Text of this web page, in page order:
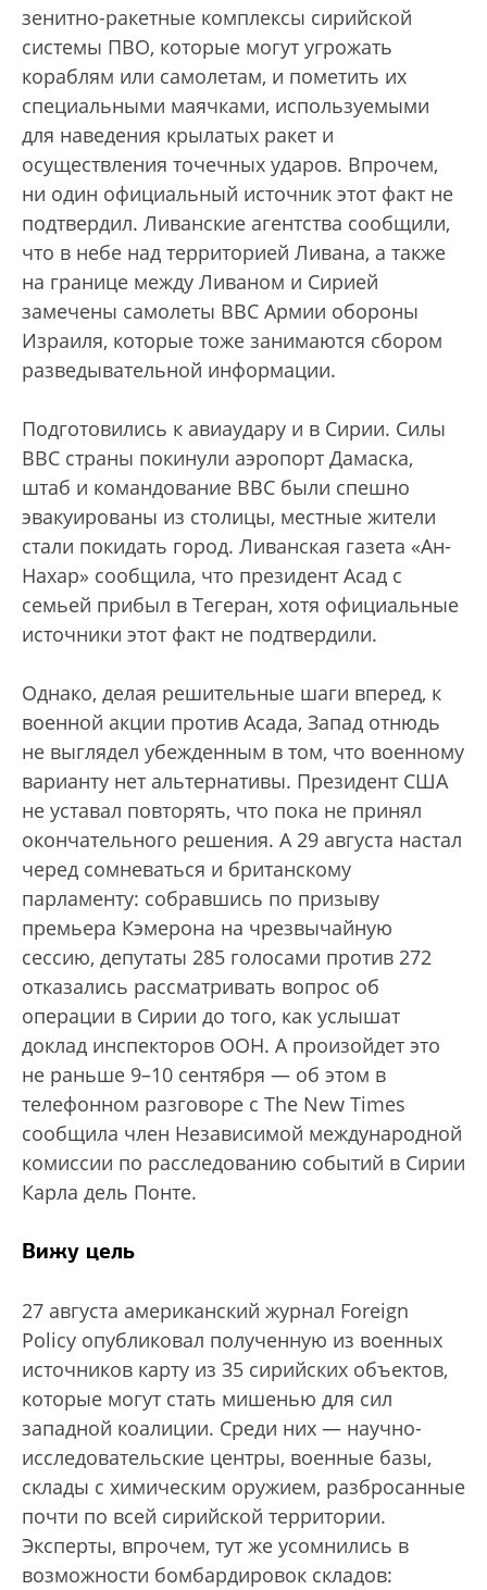
зенитно-ракетные комплексы сирийской
системы ПВО, которые могут угрожать
кораблям или самолетам, и пометить их
специальными маячками, используемыми
для наведения крылатых ракет и
осуществления точечных ударов. Впрочем,
ни один официальный источник этот факт не
подтвердил. Ливанские агентства сообщили,
что в небе над территорией Ливана, а также
на границе между Ливаном и Сирией
замечены самолеты ВВС Армии обороны
Израиля, которые тоже занимаются сбором
разведывательной информации.
Подготовились к авиаудару и в Сирии. Силы
ВВС страны покинули аэропорт Дамаска,
штаб и командование ВВС были спешно
эвакуированы из столицы, местные жители
стали покидать город. Ливанская газета «Ан-
Нахар» сообщила, что президент Асад с
семьей прибыл в Тегеран, хотя официальные
источники этот факт не подтвердили.
Однако, делая решительные шаги вперед, к
военной акции против Асада, Запад отнюдь
не выглядел убежденным в том, что военному
варианту нет альтернативы. Президент США
не уставал повторять, что пока не принял
окончательного решения. А 29 августа настал
черед сомневаться и британскому
парламенту: собравшись по призыву
премьера Кэмерона на чрезвычайную
сессию, депутаты 285 голосами против 272
отказались рассматривать вопрос об
операции в Сирии до того, как услышат
доклад инспекторов ООН. А произойдет это
не раньше 9–10 сентября — об этом в
телефонном разговоре с The New Times
сообщила член Независимой международной
комиссии по расследованию событий в Сирии
Карла дель Понте.
Вижу цель
27 августа американский журнал Foreign
Policy опубликовал полученную из военных
источников карту из 35 сирийских объектов,
которые могут стать мишенью для сил
западной коалиции. Среди них — научно-
исследовательские центры, военные базы,
склады с химическим оружием, разбросанные
почти по всей сирийской территории.
Эксперты, впрочем, тут же усомнились в
возможности бомбардировок складов: